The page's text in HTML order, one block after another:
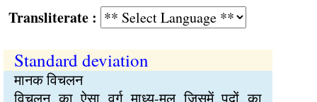
:
Standard deviation
मानक विचलन
विचलन का ऐसा वर्ग माध्य-मूल जिसमें पदों का